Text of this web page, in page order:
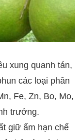
xung quanh tán,
các loại phân
Fe, Zn, Bo, Mo,
trưởng.
giữ ẩm hạn chế